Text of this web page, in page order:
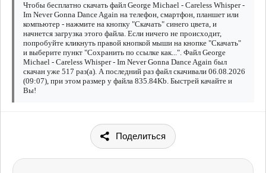
Чтобы бесплатно скачать файл George Michael - Careless Whisper -
Im Never Gonna Dance Again на телефон, смартфон, планшет или
компьютер - нажмите на кнопку "Скачать" синего цвета, и
начнется загрузка этого файла. Если ничего не происходит,
попробуйте кликнуть правой кнопкой мыши на кнопке "Скачать"
и выберите пункт "Сохранить по ссылке как...". Файл George
Michael - Careless Whisper - Im Never Gonna Dance Again был
скачан уже 517 раз(а). А последний раз файл скачивали 06.08.2026
(09:07), при этом размер у файла 835.84Kb. Быстрей качайте и
Вы!
Поделиться